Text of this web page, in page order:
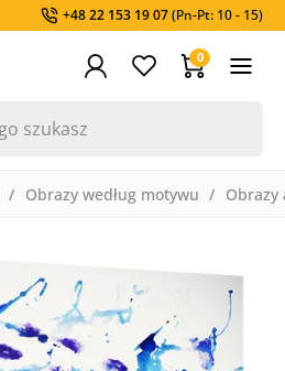
+48 22 153 19 07(Pn-Pt: 10 - 15)
0
Obrazy według motywu Obrazy